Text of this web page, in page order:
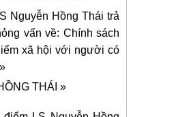
Nguyễn Hồng Thái trả
vấn về: Chính sách
xã hội với người có
THÁI »